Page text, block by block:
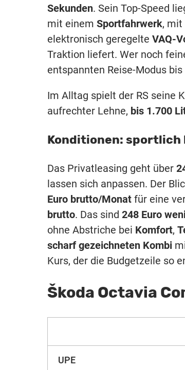
Sekunden. Sein Top-Speed
mit einem Sportfahrwerk, mit
elektronisch geregelte VAQ-
Traktion liefert. Wer noch
entspannten Reise-Modus
Im Alltag spielt der RS seine
aufrechter Lehne, bis 1.700
Konditionen:
Das Privatleasing geht über
lassen sich anpassen. Der
Euro brutto/Monat für eine
brutto. Das sind 248 Euro
ohne Abstriche bei Komfort,
scharf gezeichneten Kombi
Kurs, der die Budgetzeile so
Škoda Octavia
UPE